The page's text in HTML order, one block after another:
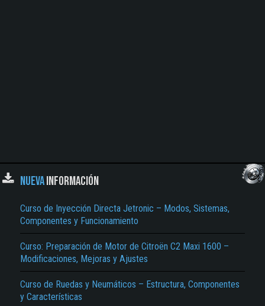
NUEVAINFORMACIÓN
Curso de Inyección Directa Jetronic – Modos, Sistemas,
Componentes y Funcionamiento
Curso: Preparación de Motor de Citroën C2 Maxi 1600 –
Modificaciones, Mejoras y Ajustes
Curso de Ruedas y Neumáticos – Estructura, Componentes
y Características